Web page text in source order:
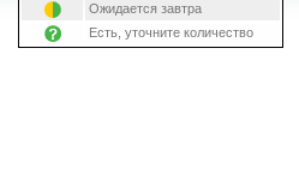
Ожидается завтра
Есть, уточните количество